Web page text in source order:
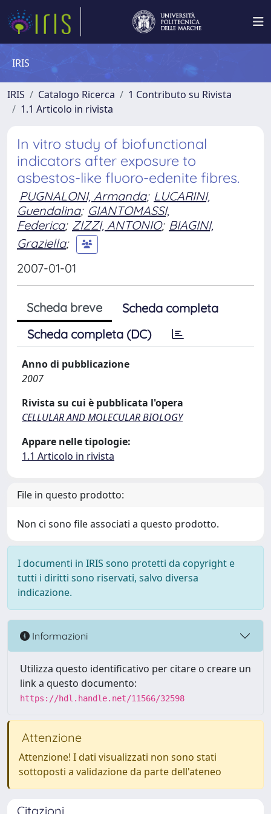
IRIS
IRIS Catalogo Ricerca
1 Contributo su Rivista
1.1 Articolo in rivista
In vitro study of biofunctional
indicators after exposure to
asbestos-like fluoro-edenite fibres.
PUGNALONI, Armanda; LUCARINI,
Guendalina; GIANTOMASSI,
Federica; ZIZZI, ANTONIO; BIAGINI,
Graziella;
2007-01-01
Scheda breve
Scheda completa
Scheda completa (DC)
Anno di pubblicazione
2007
Rivista su cui è pubblicata l'opera
CELLULAR AND MOLECULAR BIOLOGY
Appare nelle tipologie:
1.1 Articolo in rivista
File in questo prodotto:
Non ci sono file associati a questo prodotto.
I documenti in IRIS sono protetti da copyright e
tutti i diritti sono riservati, salvo diversa
indicazione.
Informazioni
Utilizza questo identificativo per citare o creare un
link a questo documento:
https://hdl.handle.net/11566/32598
Attenzione
Attenzione! I dati visualizzati non sono stati
sottoposti a validazione da parte dell'ateneo
Citazioni